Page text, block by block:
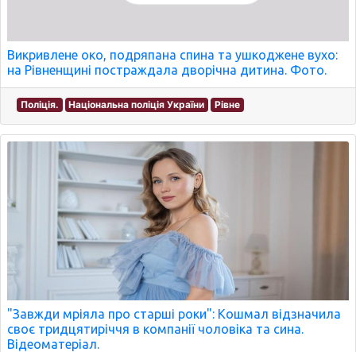
Викривлене око, подряпана спина та ушкоджене вухо:
на Рівненщині постраждала дворічна дитина. Фото.
Поліція. Національна поліція України Рівне
"Завжди мріяла про старші роки": Кошмал відзначила
своє тридцятиріччя в компанії чоловіка та сина.
Відеоматеріал.